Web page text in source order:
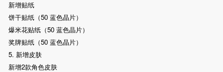
新增贴纸
饼干贴纸（50 蓝色晶片）
爆米花贴纸（50 蓝色晶片）
奖牌贴纸（50 蓝色晶片）
5. 新增皮肤
新增2款角色皮肤